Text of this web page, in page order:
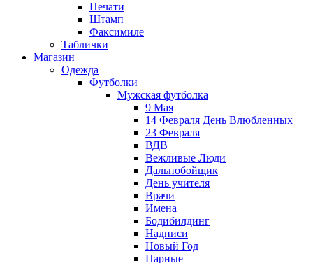
Печати
Штамп
Факсимиле
Таблички
Магазин
Одежда
Футболки
Мужская футболка
9 Мая
14 Февраля День Влюбленных
23 Февраля
ВДВ
Вежливые Люди
Дальнобойщик
День учителя
Врачи
Имена
Бодибилдинг
Надписи
Новый Год
Парные